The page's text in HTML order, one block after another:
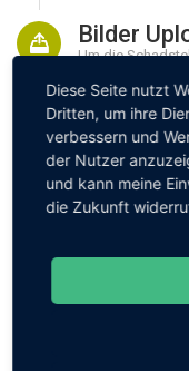
Bilder
Um die
hoch.
Bitte 1x
pro Schaden.
Bei
Diese Seite nutzt
Dritten, um ihre
verbessern und
der Nutzer
und kann meine
die Zukunft